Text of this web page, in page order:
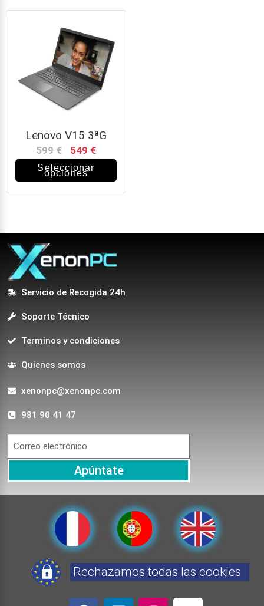
Lenovo V15 3ªG
599€ 549 €
Seleccionar
opciones
Servicio de Recogida 24h
Soporte Técnico
Terminos y condiciones
Quienes somos
xenonpc@xenonpc.com
981 90 41 47
Apúntate
Rechazamos todas las cookies